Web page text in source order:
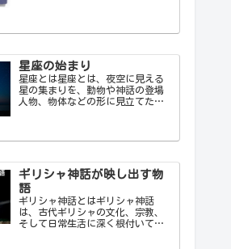
星座の始まり
星座とは星座とは、夜空に見える
星の集まりを、動物や神話の登場
人物、物体などの形に見立てたも
要な役…
ギリシャ神話が映し出す物
語
ギリシャ神話とはギリシャ神話
は、古代ギリシャの文化、宗教、
そして日常生活に深く根付いてい